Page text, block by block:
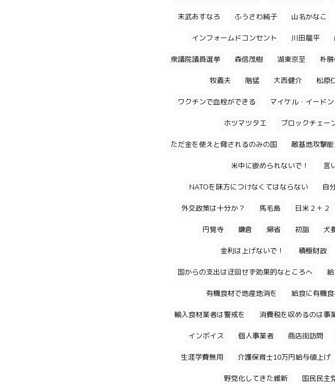
末武あすなろ ふうさわ純子 山名かなこ
インフォームドコンセント 川田龍平
衆議院議員選挙 森信茂樹 湖東京至 朴
牧義夫 階猛 大西健介 松原
ワクチンで血栓ができる マイケル・イードン
ホツマツタエ ブロックチェー
ただ金を使えと脅されるのみの国 敵基地攻撃
米中に嵌められないで！ 言
NATOを味方につけなくてはならない 自
外交政策は十分か？ 馬毛島 日米２＋２
円覚寺 鎌倉 帰省 初詣 犬
金利は上げないで！ 積極財政
国からの支出は迂回せず効果的なところへ
有機食材で地産地消を 給食に有機食
輸入食材業者は警戒を 消費税を収めるのは事
インボイス 個人事業者 商店街訪問
生涯学費無用 介護保育士10万円給与値上げ
野党化してきた維新 国民民主